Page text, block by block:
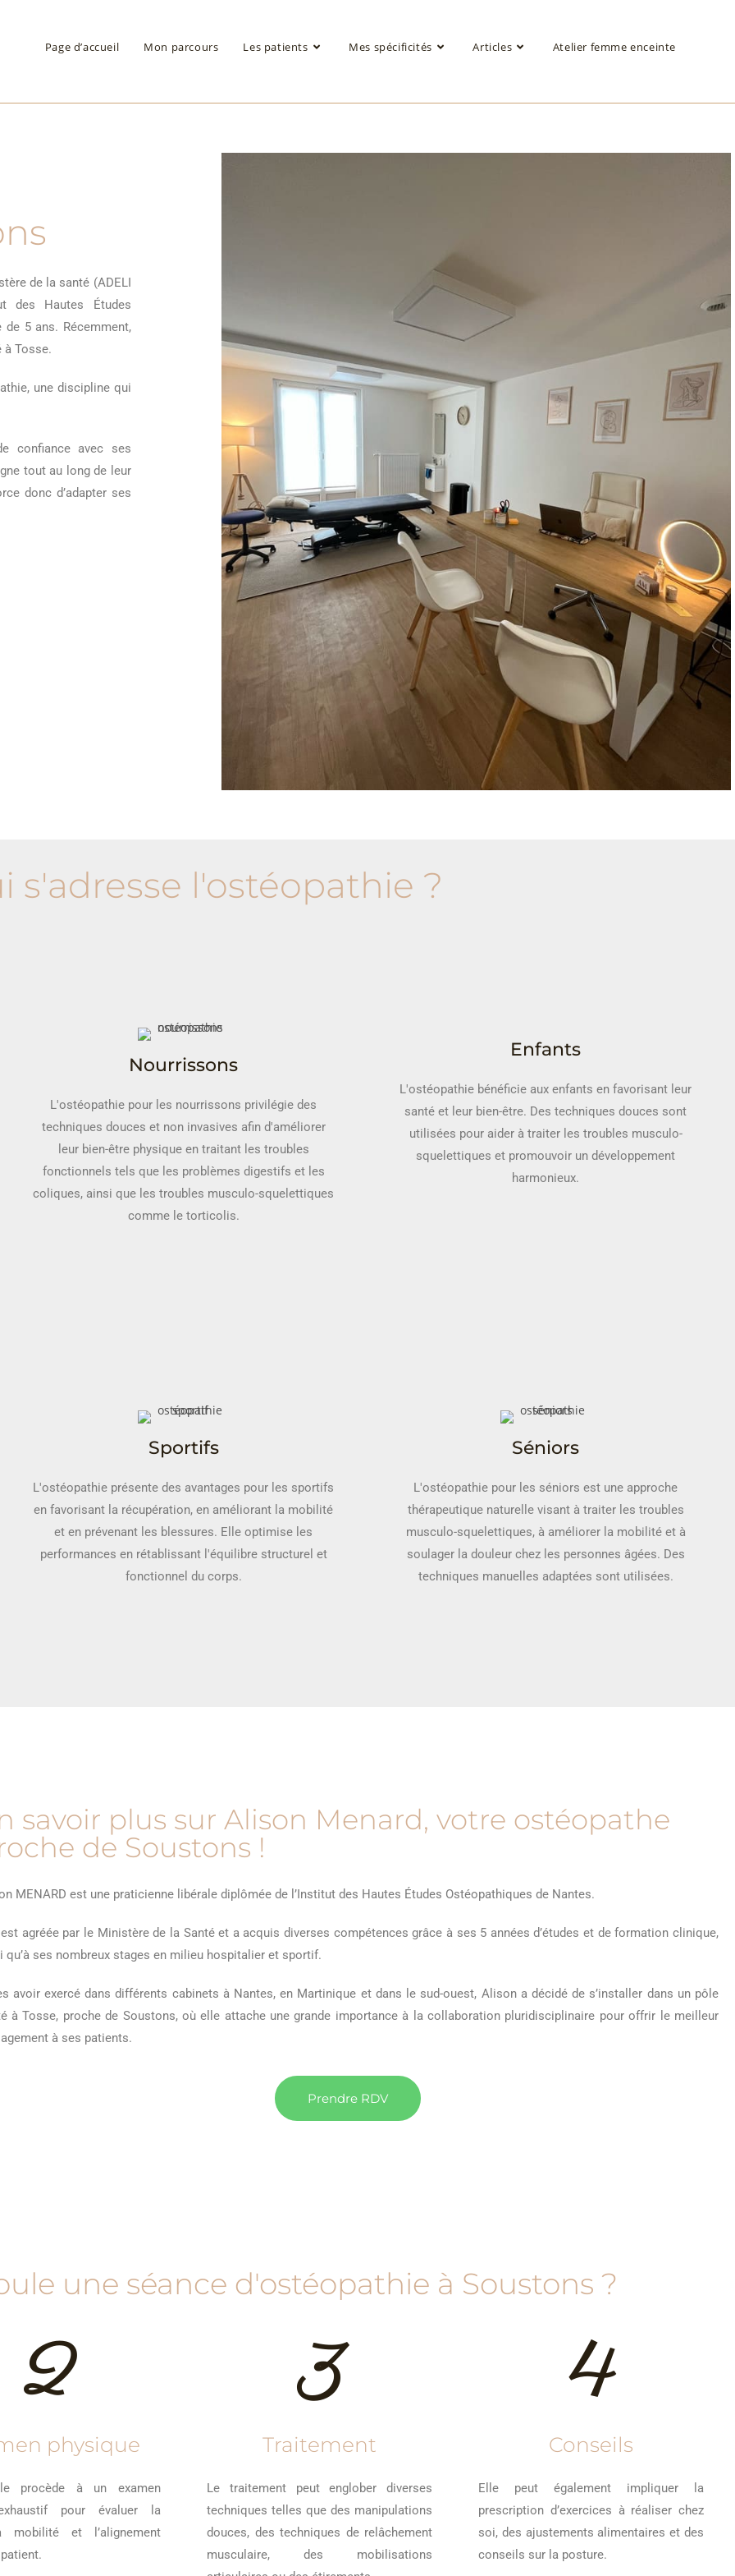
Page d’accueil Mon parcours Les patients Mes spécificités Articles Atelier femme enceinte
de la santé (ADELI
des Hautes Études
5 ans. Récemment,
à Tosse.
une discipline qui
confiance avec ses
tout au long de leur
donc d’adapter ses
s'adresse l'ostéopathie ?
Nourrissons
L'ostéopathie pour les nourrissons privilégie des
techniques douces et non invasives afin d'améliorer
leur bien-être physique en traitant les troubles
fonctionnels tels que les problèmes digestifs et les
coliques, ainsi que les troubles musculo-squelettiques
comme le torticolis.
Enfants
L'ostéopathie bénéficie aux enfants en favorisant leur
santé et leur bien-être. Des techniques douces sont
utilisées pour aider à traiter les troubles musculo-
squelettiques et promouvoir un développement
harmonieux.
Sportifs
L'ostéopathie présente des avantages pour les sportifs
en favorisant la récupération, en améliorant la mobilité
et en prévenant les blessures. Elle optimise les
performances en rétablissant l'équilibre structurel et
fonctionnel du corps.
Séniors
L'ostéopathie pour les séniors est une approche
thérapeutique naturelle visant à traiter les troubles
musculo-squelettiques, à améliorer la mobilité et à
soulager la douleur chez les personnes âgées. Des
techniques manuelles adaptées sont utilisées.
savoir plus sur Alison Menard, votre ostéopathe
de Soustons !
MENARD est une praticienne libérale diplômée de l’Institut des Hautes Études Ostéopathiques de Nantes.
agréée par le Ministère de la Santé et a acquis diverses compétences grâce à ses 5 années d’études et de formation clinique,
qu’à ses nombreux stages en milieu hospitalier et sportif.
avoir exercé dans différents cabinets à Nantes, en Martinique et dans le sud-ouest, Alison a décidé de s’installer dans un pôle
à Tosse, proche de Soustons, où elle attache une grande importance à la collaboration pluridisciplinaire pour offrir le meilleur
à ses patients.
Prendre RDV
une séance d'ostéopathie à Soustons ?
2
physique
procède à un examen
pour évaluer la
mobilité et l’alignement
3
Traitement
Le traitement peut englober diverses
techniques telles que des manipulations
douces, des techniques de relâchement
musculaire, des mobilisations
4
Conseils
Elle peut également impliquer la
prescription d’exercices à réaliser chez
soi, des ajustements alimentaires et des
conseils sur la posture.